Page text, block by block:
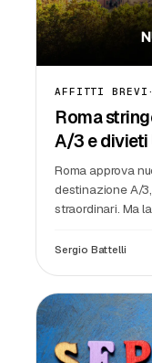
AFFITTI BREVI ·
Roma
A/3 e divieti
Roma approva
destinazione A/
straordinari. Ma
Sergio Battelli